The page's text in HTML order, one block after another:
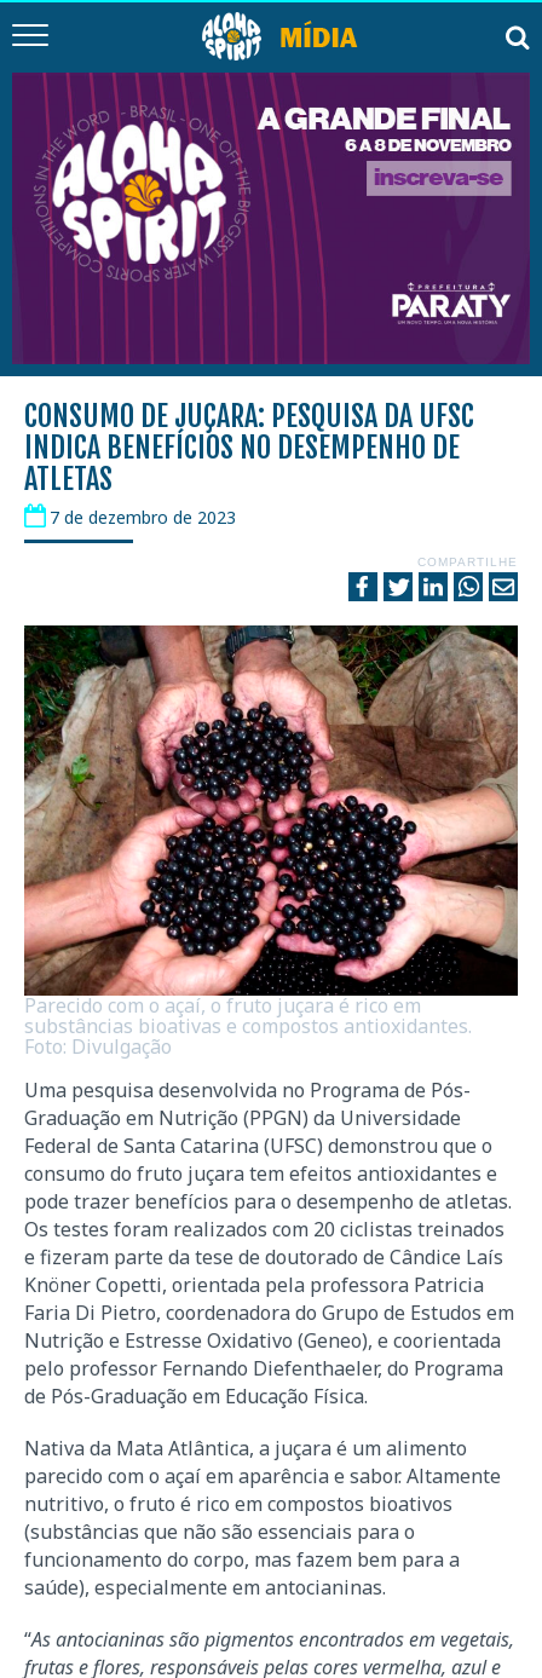
CONSUMO DE JUÇARA: PESQUISA DA UFSC
INDICA BENEFÍCIOS NO DESEMPENHO DE
ATLETAS
7 de dezembro de 2023
COMPARTILHE
Parecido com o açaí, o fruto juçara é rico em
substâncias bioativas e compostos antioxidantes.
Foto: Divulgação
Uma pesquisa desenvolvida no Programa de Pós-
Graduação em Nutrição (PPGN) da Universidade
Federal de Santa Catarina (UFSC) demonstrou que o
consumo do fruto juçara tem efeitos antioxidantes e
pode trazer benefícios para o desempenho de atletas.
Os testes foram realizados com 20 ciclistas treinados
e fizeram parte da tese de doutorado de Cândice Laís
Knöner Copetti, orientada pela professora Patricia
Faria Di Pietro, coordenadora do Grupo de Estudos em
Nutrição e Estresse Oxidativo (Geneo), e coorientada
pelo professor Fernando Diefenthaeler, do Programa
de Pós-Graduação em Educação Física.
Nativa da Mata Atlântica, a juçara é um alimento
parecido com o açaí em aparência e sabor. Altamente
nutritivo, o fruto é rico em compostos bioativos
(substâncias que não são essenciais para o
funcionamento do corpo, mas fazem bem para a
saúde), especialmente em antocianinas.
“As antocianinas são pigmentos encontrados em vegetais,
frutas e flores, responsáveis pelas cores vermelha, azul e